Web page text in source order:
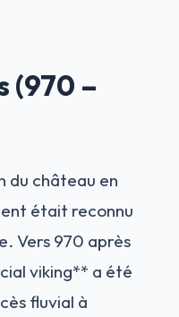
(970 –
du château en
était reconnu
Vers 970 après
viking** a été
fluvial à